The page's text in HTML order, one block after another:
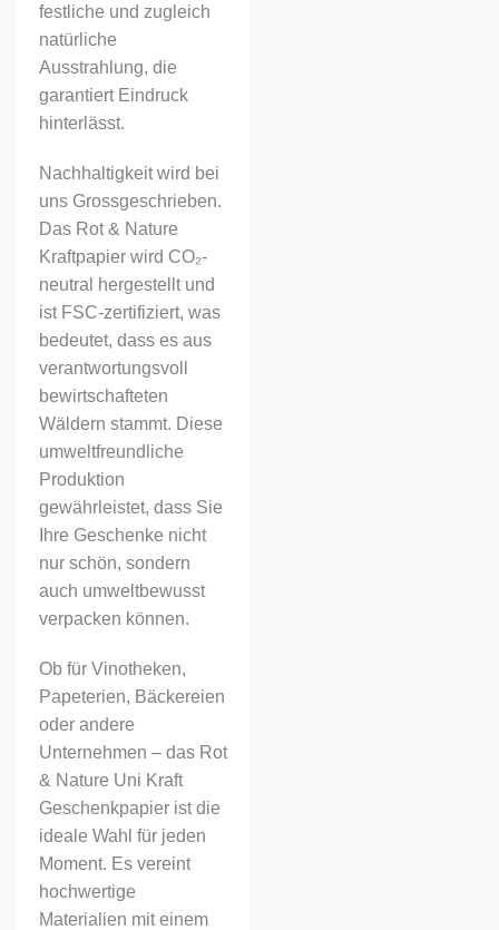
festliche und zugleich
natürliche
Ausstrahlung, die
garantiert Eindruck
hinterlässt.
Nachhaltigkeit wird bei
uns Grossgeschrieben.
Das Rot & Nature
Kraftpapier wird CO₂-
neutral hergestellt und
ist FSC-zertifiziert, was
bedeutet, dass es aus
verantwortungsvoll
bewirtschafteten
Wäldern stammt. Diese
umweltfreundliche
Produktion
gewährleistet, dass Sie
Ihre Geschenke nicht
nur schön, sondern
auch umweltbewusst
verpacken können.
Ob für Vinotheken,
Papeterien, Bäckereien
oder andere
Unternehmen – das Rot
& Nature Uni Kraft
Geschenkpapier ist die
ideale Wahl für jeden
Moment. Es vereint
hochwertige
Materialien mit einem